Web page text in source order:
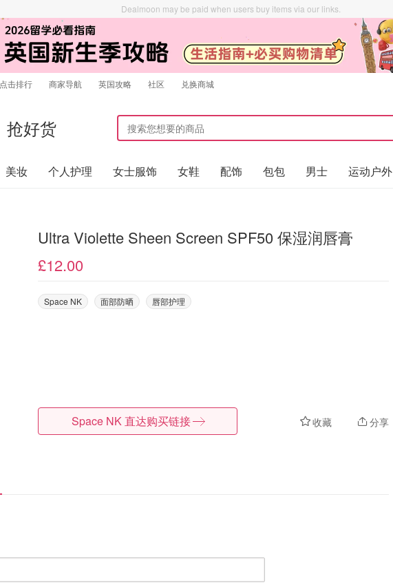
Dealmoon may be paid when users buy items via our links.
点击排行 商家导航 英国攻略 社区 兑换商城
抢好货
美妆 个人护理 女士服饰 女鞋 配饰 包包 男士 运动户外
Ultra Violette Sheen Screen SPF50 保湿润唇膏
£12.00
Space NK 面部防晒 唇部护理
收藏 分享
Space NK 直达购买链接